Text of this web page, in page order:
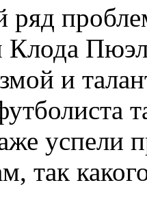
ряд
Клода
и
успели
так